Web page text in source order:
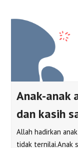
Anak-anak
dan kasih
Allah hadirkan
tidak ternilai.Anak